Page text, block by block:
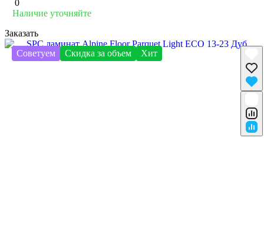
0
Наличие уточняйте
Заказать
Советуем
Скидка за объем Хит